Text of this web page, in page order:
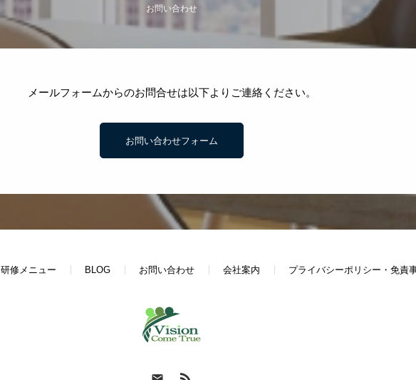
お問い合わせ
メールフォームからのお問合せは以下よりご連絡ください。
お問い合わせフォーム
研修メニュー BLOG お問い合わせ 会社案内 プライバシーポリシー・免責